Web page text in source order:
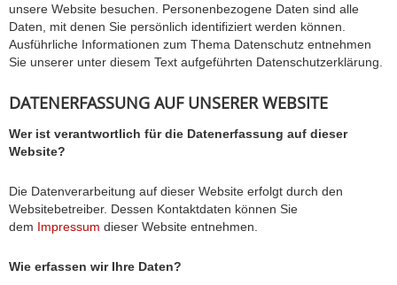
unsere Website besuchen. Personenbezogene Daten sind alle
Daten, mit denen Sie persönlich identifiziert werden können.
Ausführliche Informationen zum Thema Datenschutz entnehmen
Sie unserer unter diesem Text aufgeführten Datenschutzerklärung.
DATENERFASSUNG AUF UNSERER WEBSITE
Wer ist verantwortlich für die Datenerfassung auf dieser
Website?
Die Datenverarbeitung auf dieser Website erfolgt durch den
Websitebetreiber. Dessen Kontaktdaten können Sie
dem Impressum dieser Website entnehmen.
Wie erfassen wir Ihre Daten?